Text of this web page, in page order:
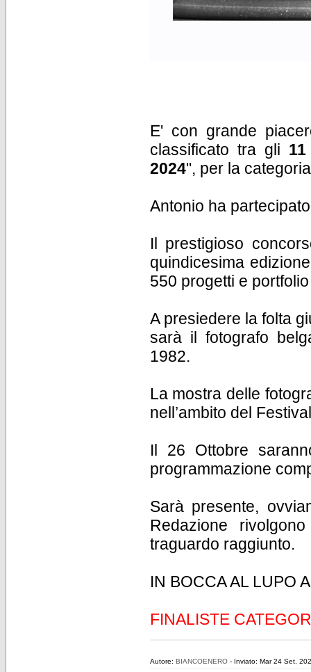
E' con grande
classificato tra gli
2024", per la
Antonio ha
Il prestigioso
quindicesima
550 progetti e
A presiedere la folta
sarà il fotografo
1982.
La mostra delle
nell’ambito del
Il 26 Ottobre
programmazione
Sarà presente,
Redazione
traguardo raggiunto.
IN BOCCA AL LUPO
FINALISTE
Autore: BIANCOENERO- Inviato: Mar 24 Set,